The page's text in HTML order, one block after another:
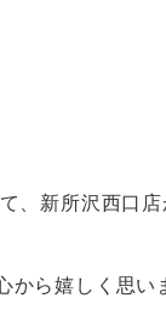
、新所沢西口
ら嬉しく思い